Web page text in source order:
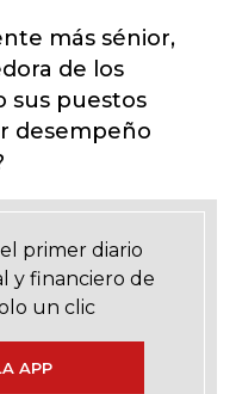
más sénior,
de los
sus puestos
desempeño
primer diario
y financiero de
un clic
APP